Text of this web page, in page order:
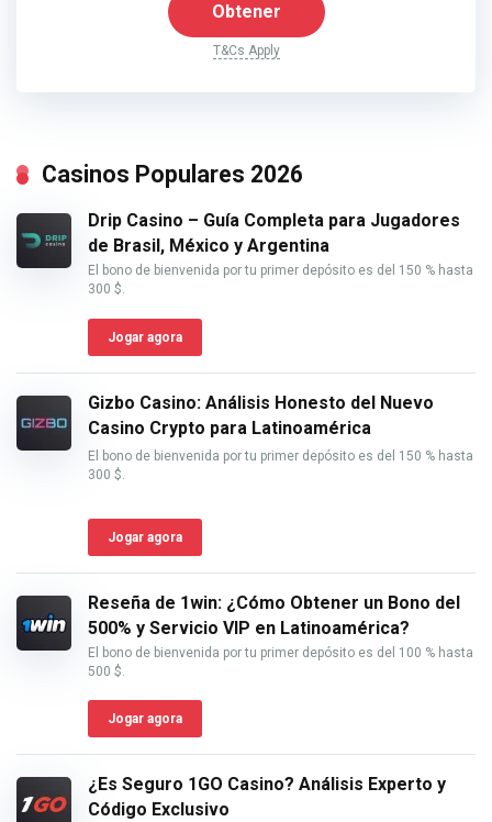
Obtener
T&Cs Apply
Casinos Populares 2026
Drip Casino – Guía Completa para Jugadores
de Brasil, México y Argentina
El bono de bienvenida por tu primer depósito es del 150 % hasta
300 $.
Jogar agora
Gizbo Casino: Análisis Honesto del Nuevo
Casino Crypto para Latinoamérica
El bono de bienvenida por tu primer depósito es del 150 % hasta
300 $.
Jogar agora
Reseña de 1win: ¿Cómo Obtener un Bono del
500% y Servicio VIP en Latinoamérica?
El bono de bienvenida por tu primer depósito es del 100 % hasta
500 $.
Jogar agora
¿Es Seguro 1GO Casino? Análisis Experto y
Código Exclusivo